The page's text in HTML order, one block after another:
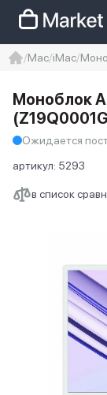
Iphone 14 pro
Mac iMac
в список
Моноблок
Ожидается
артикул: 5293